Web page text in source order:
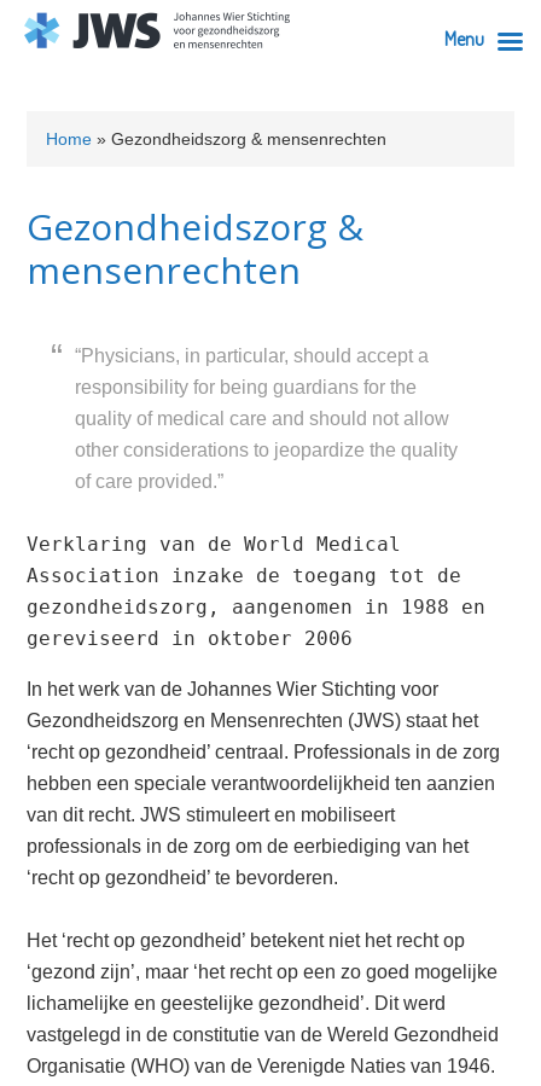
primary
content
primary
secondary
footer
Home »Gezondheidszorg & mensenrechten
Gezondheidszorg &
mensenrechten
“Physicians, in particular, should accept a
responsibility for being guardians for the
quality of medical care and should not allow
other considerations to jeopardize the quality
of care provided.”
Verklaring van de World Medical
Association inzake de toegang tot de
gezondheidszorg, aangenomen in 1988 en
gereviseerd in oktober 2006
In het werk van de Johannes Wier Stichting voor
Gezondheidszorg en Mensenrechten (JWS) staat het
‘recht op gezondheid’ centraal. Professionals in de zorg
hebben een speciale verantwoordelijkheid ten aanzien
van dit recht. JWS stimuleert en mobiliseert
professionals in de zorg om de eerbiediging van het
‘recht op gezondheid’ te bevorderen.
Het ‘recht op gezondheid’ betekent niet het recht op
‘gezond zijn’, maar ‘het recht op een zo goed mogelijke
lichamelijke en geestelijke gezondheid’. Dit werd
vastgelegd in de constitutie van de Wereld Gezondheid
Organisatie (WHO) van de Verenigde Naties van 1946.
Menu